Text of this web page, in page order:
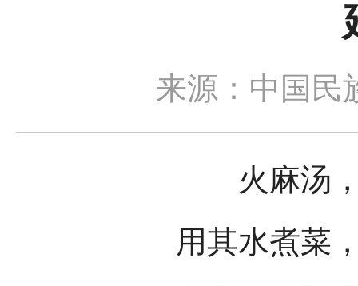
来源：中国民
火麻汤，
用其水煮菜